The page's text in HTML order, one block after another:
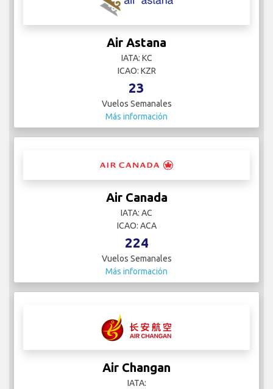
Air Astana
IATA: KC
ICAO: KZR
23
Vuelos Semanales
Más información
Air Canada
IATA: AC
ICAO: ACA
224
Vuelos Semanales
Más información
Air Changan
IATA: